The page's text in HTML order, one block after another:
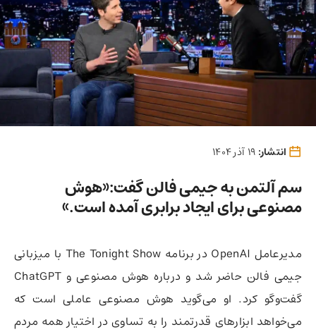
انتشار:
سم آلتمن به جیمی فالن گفت:«هوش
مصنوعی برای ایجاد برابری آمده است.»
مدیرعامل OpenAI در برنامه The Tonight Show با میزبانی
جیمی فالن حاضر شد و درباره هوش مصنوعی و ChatGPT
گفت‌وگو کرد. او می‌گوید هوش مصنوعی عاملی است که
می‌خواهد ابزارهای قدرتمند را به تساوی در اختیار همه مردم